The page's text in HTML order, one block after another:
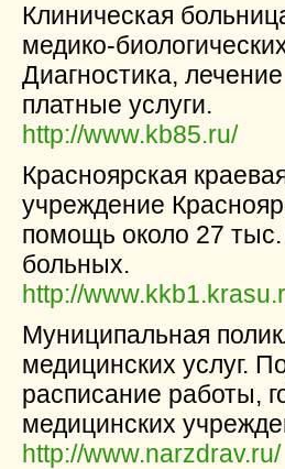
Клиническая
медико-
Диагностика,
платные услуги.
http://www.kb85.ru/
Красноярская
учреждение
помощь около 27
больных.
http://
Муниципальная
медицинских услуг.
расписание работы,
медицинских
http://www.narzdrav.ru/